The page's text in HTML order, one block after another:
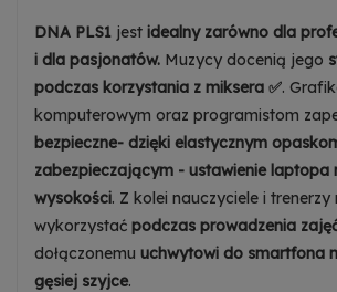
DNA PLS1 jest idealny zarówno dla
i dla pasjonatów. Muzycy docenią jego
podczas korzystania z miksera ✅.
komputerowym oraz programistom
bezpieczne- dzięki elastycznym
zabezpieczającym - ustawienie laptopa
wysokości. Z kolei nauczyciele i
wykorzystać podczas prowadzenia
dołączonemu uchwytowi do smartfona
gęsiej szyjce.
(remarketing)
Dowiedz się więcej